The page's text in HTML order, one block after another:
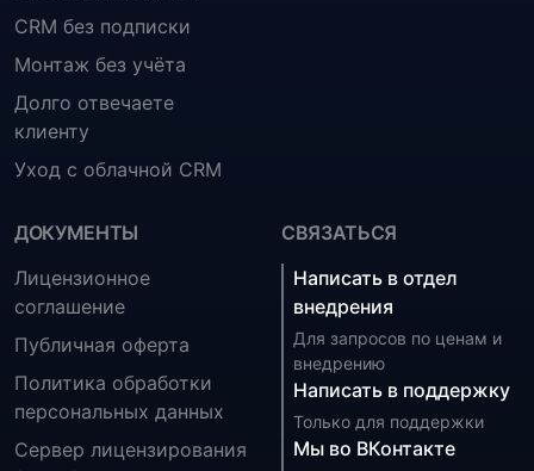
CRM без подписки
Монтаж без учёта
Долго отвечаете
клиенту
Уход с облачной CRM
ДОКУМЕНТЫ
Лицензионное
соглашение
Публичная оферта
Политика обработки
персональных данных
Сервер лицензирования
СВЯЗАТЬСЯ
Написать в отдел
внедрения
Для запросов по ценам и
внедрению
Написать в поддержку
Только для поддержки
Мы во ВКонтакте